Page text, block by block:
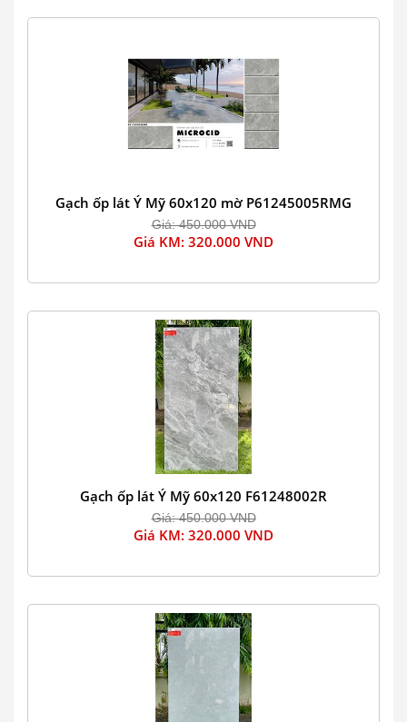
Gạch ốp lát Ý Mỹ 60x120 mờ P61245005RMG
Giá: 450.000 VND
Giá KM: 320.000 VND
Gạch ốp lát Ý Mỹ 60x120 F61248002R
Giá: 450.000 VND
Giá KM: 320.000 VND